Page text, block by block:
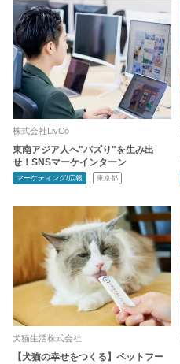
株式会社LivCo
東南アジア人へ"バズり"を生み出
せ！SNSマーケインターン
マーケティング/広報 東京都
犬猫生活株式会社
【犬猫の幸せをつくる】ペットフー